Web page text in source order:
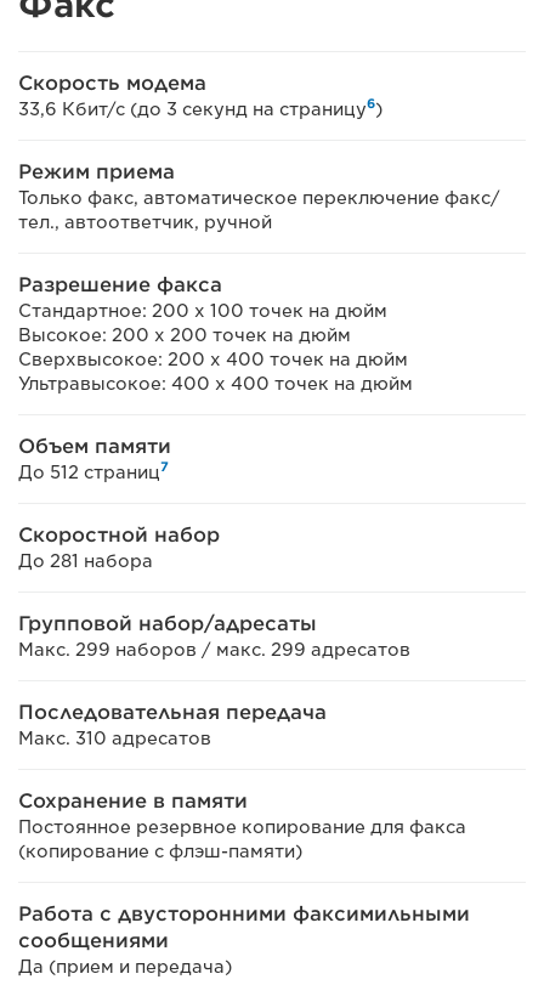
Скорость модема
33,6 Кбит/с (до 3 секунд на страницу6)
Режим приема
Только факс, автоматическое переключение факс/
тел., автоответчик, ручной
Разрешение факса
Стандартное: 200 x 100 точек на дюйм
Высокое: 200 x 200 точек на дюйм
Сверхвысокое: 200 x 400 точек на дюйм
Ультравысокое: 400 x 400 точек на дюйм
Объем памяти
До 512 страниц7
Скоростной набор
До 281 набора
Групповой набор/адресаты
Макс. 299 наборов / макс. 299 адресатов
Последовательная передача
Макс. 310 адресатов
Сохранение в памяти
Постоянное резервное копирование для факса
(копирование с флэш-памяти)
Работа с двусторонними факсимильными
сообщениями
Да (прием и передача)